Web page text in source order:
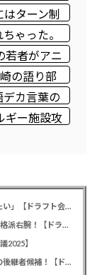
守れます
負ける！」
ターン制
ゃった。
ぞ」 ２２
日記に残し
若者がアニ
とのチグ
の語り部
核武装が
デカ言葉の
ギー施設攻
カープドラ6西川篤夢！「日本を代表する遊撃手になりたい」【ドラフト会議2025】
カープドラ5赤木晴哉！191cm最速153キロ！佛教大の本格派右腕！【ドラフト会議2025】
2025】
カープドラ3勝田成！近畿大163cmセカンド！菊池涼介の後継者候補！【ドラフト会議2025】